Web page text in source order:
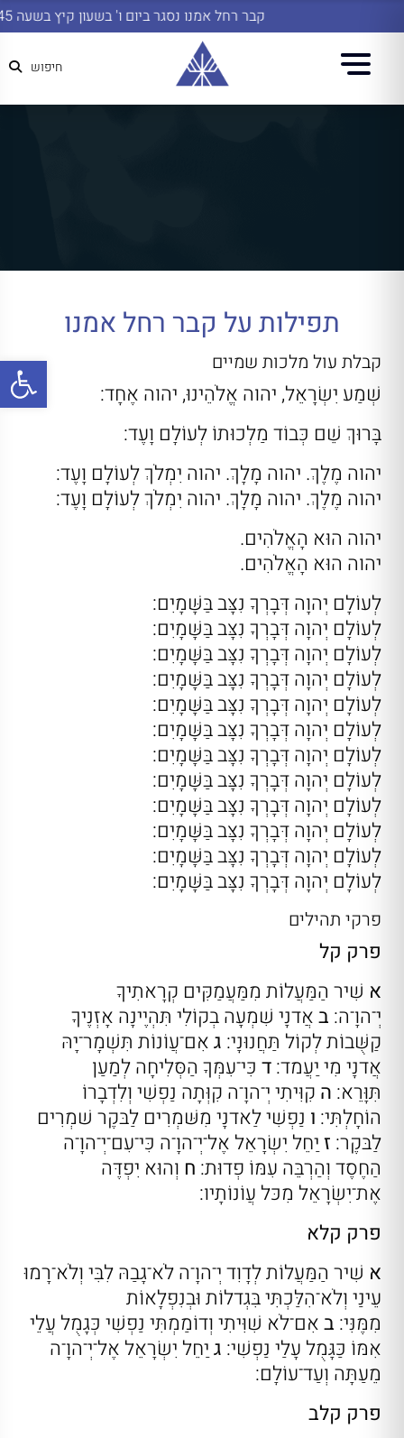
קבר רחל אמנו נסגר ביום ו' בשעון קיץ בשעה 14:45
חיפוש
תפילות על קבר רחל אמנו
קבלת עול מלכות שמיים
שְׁמַע יִשְׂרָאֵל, יהוה אֱלֹהֵינוּ, יהוה אֶחָד:
בָּרוּךְ שֵׁם כְּבוֹד מַלְכוּתוֹ לְעוֹלָם וָעֶד:
יהוה מֶלֶךְ. יהוה מָלָךְ. יהוה יִמְלֹךְ לְעוֹלָם וָעֶד:
יהוה מֶלֶךְ. יהוה מָלָךְ. יהוה יִמְלֹךְ לְעוֹלָם וָעֶד:
יהוה הוּא הָאֱלֹהִים.
יהוה הוּא הָאֱלֹהִים.
לְעוֹלָם יְהוָה דְּבָרְךָ נִצָּב בַּשָּׁמָיִם:
לְעוֹלָם יְהוָה דְּבָרְךָ נִצָּב בַּשָּׁמָיִם:
לְעוֹלָם יְהוָה דְּבָרְךָ נִצָּב בַּשָּׁמָיִם:
לְעוֹלָם יְהוָה דְּבָרְךָ נִצָּב בַּשָּׁמָיִם:
לְעוֹלָם יְהוָה דְּבָרְךָ נִצָּב בַּשָּׁמָיִם:
לְעוֹלָם יְהוָה דְּבָרְךָ נִצָּב בַּשָּׁמָיִם:
לְעוֹלָם יְהוָה דְּבָרְךָ נִצָּב בַּשָּׁמָיִם:
לְעוֹלָם יְהוָה דְּבָרְךָ נִצָּב בַּשָּׁמָיִם:
לְעוֹלָם יְהוָה דְּבָרְךָ נִצָּב בַּשָּׁמָיִם:
לְעוֹלָם יְהוָה דְּבָרְךָ נִצָּב בַּשָּׁמָיִם:
לְעוֹלָם יְהוָה דְּבָרְךָ נִצָּב בַּשָּׁמָיִם:
לְעוֹלָם יְהוָה דְּבָרְךָ נִצָּב בַּשָּׁמָיִם:
פרקי תהילים
פרק קל
א שִׁיר הַמַּעֲלוֹת מִמַּעֲמַקִּים קְרָאתִיךָ
יְ־הוָ־ה: באֲדנָי שִׁמְעָה בְקוֹלִי תִּהְיֶינָה אָזְנֶיךָ
קַשֻּׁבוֹת לְקוֹל תַּחֲנוּנָי: גאִם־עֲוֹנוֹת תִּשְׁמָר־יָהּ
אֲדנָי מִי יַעֲמד:ד כִּי־עִמְּךָ הַסְּלִיחָה לְמַעַן
תִּוָּרֵא: ה קִוִּיתִי יְ־הוָ־ה קִוְּתָה נַפְשִׁי וְלִדְבָרוֹ
הוֹחָלְתִּי: ו נַפְשִׁי לַאדנָי מִשּׁמְרִים לַבּקֶר שׁמְרִים
לַבּקֶר: זיַחֵל יִשְׂרָאֵל אֶל־יְ־הוָ־ה כִּי־עִם־יְ־הוָ־ה
הַחֶסֶד וְהַרְבֵּה עִמּוֹ פְדוּת: ח וְהוּא יִפְדֶּה
אֶת־יִשְׂרָאֵל מִכּל עֲוֹנוֹתָיו:
פרק קלא
א שִׁיר הַמַּעֲלוֹת לְדָוִד יְ־הוָ־ה לֹא־גָבַהּ לִבִּי וְלֹא־רָמוּ
עֵינַי וְלֹא־הִלַּכְתִּי בִּגְדלוֹת וּבְנִפְלָאוֹת
מִמֶּנִּי: באִם־לֹא שִׁוִּיתִי וְדוֹמַמְתִּי נַפְשִׁי כְּגָמֻל עֲלֵי
אִמּוֹ כַּגָּמֻל עָלַי נַפְשִׁי: גיַחֵל יִשְׂרָאֵל אֶל־יְ־הוָ־ה
מֵעַתָּה וְעַד־עוֹלָם:
פרק קלב